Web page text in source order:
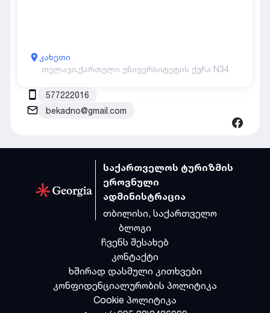
კახეთი
თელავი,ქართული უნივერსიტეტის ქუჩა N34
577222016
bekadno@gmail.com
საქართველოს ტურიზმის
ეროვნული
ადმინისტრაცია
თბილისი, საქართველო
ბლოგი
ჩვენს შესახებ
კონტაქტი
ხშირად დასმული კითხვები
კონფიდენციალურობის პოლიტიკა
Cookie პოლიტიკა